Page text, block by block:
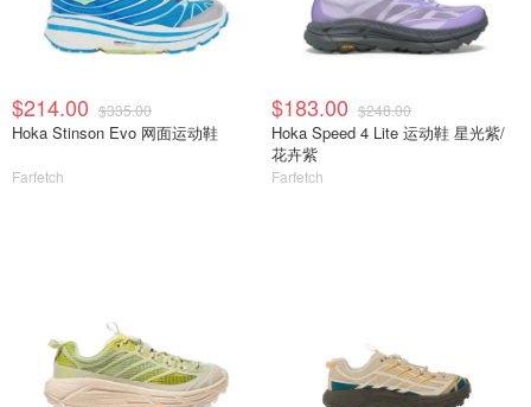
$214.00 $335.00
Hoka Stinson Evo 网面运动鞋
Farfetch
$183.00 $248.00
Hoka Speed 4 Lite 运动鞋 星光紫/
花卉紫
Farfetch